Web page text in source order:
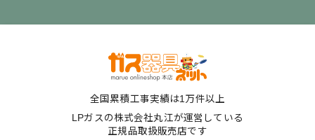
全国累積工事実績は1万件以上
LPガスの株式会社丸江が運営している
正規品取扱販売店です